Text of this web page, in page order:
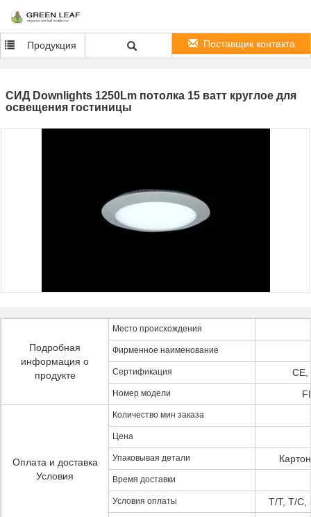
Продукция Поставщик контакта
СИД Downlights 1250Lm потолка 15 ватт круглое для
освещения гостиницы
Подробная
информация о
продукте
Место происхождения
Фирменное наименование
Сертификация CE,
Номер модели
Оплата и доставка
Условия
Количество мин заказа
Цена
Упаковывая детали
Время доставки
Условия оплаты T/T, T/C,